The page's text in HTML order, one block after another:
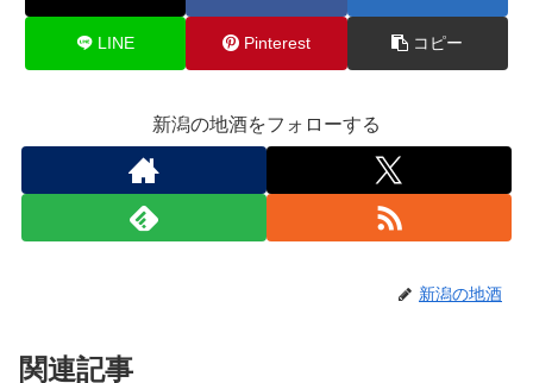
LINE Pinterest コピー
新潟の地酒をフォローする
新潟の地酒
関連記事